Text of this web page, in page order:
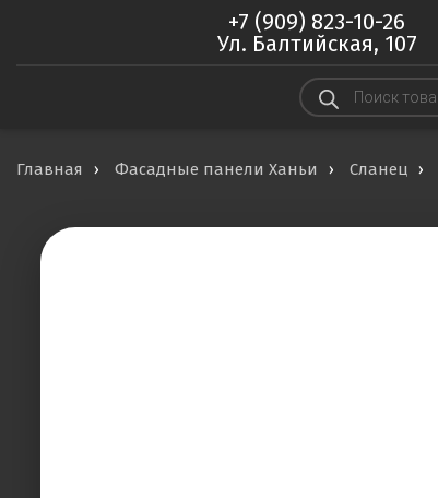
+7 (909) 823-10-26
Ул. Балтийская, 107
Поиск
товаров
Главная Фасадные панели Ханьи Сланец